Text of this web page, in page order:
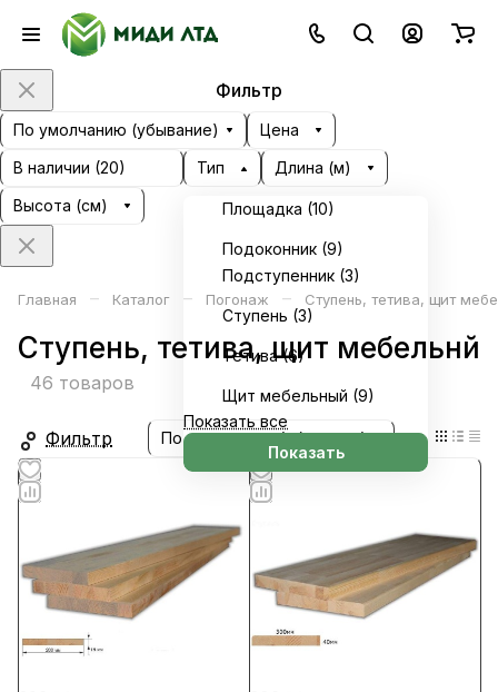
Фильтр
По умолчанию (убывание)
Цена
В наличии (20) Тип
Площадка (10)
Подоконник (9)
Подступенник (3)
Ступень (3)
Тетива (6)
Щит мебельный (9)
Показать все
Показать
Длина (м)
Высота (см)
Главная – Каталог – Погонаж – Ступень, тетива, щит
Ступень, тетива, щит мебельнй
46 товаров
Фильтр По умолчанию (убывание)